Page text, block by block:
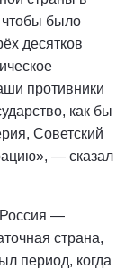
чтобы было
десятков
противники
как бы
Советский
— сказал
Россия —
страна,
период, когда